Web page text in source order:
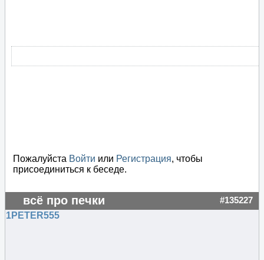
Пожалуйста Войти или Регистрация, чтобы
присоединиться к беседе.
всё про печки #135227
1PETER555